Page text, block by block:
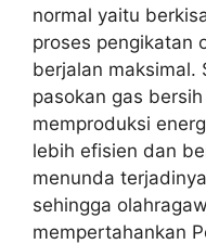
normal yaitu
proses pengikatan
berjalan maksimal.
pasokan gas
memproduksi
lebih efisien dan
menunda
sehingga
mempertahankan